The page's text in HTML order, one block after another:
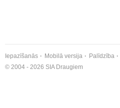
Iepazīšanās Mobilā versija Palīdzība
© 2004 - 2026 SIA Draugiem